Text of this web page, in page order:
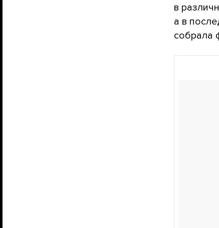
в
а в
собрала